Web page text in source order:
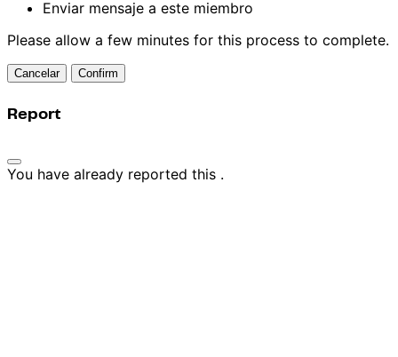
Enviar mensaje a este miembro
Please allow a few minutes for this process to complete.
Confirm
Report
You have already reported this .